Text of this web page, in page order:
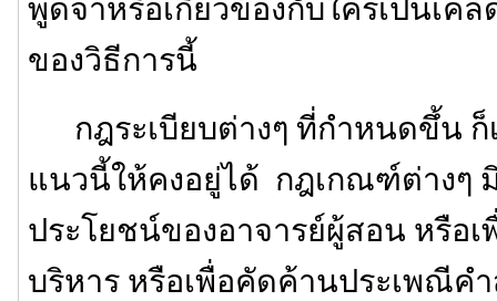
พูดจาหรือเกี่ยวข้องกับใครเป็นเค
ของวิธีการนี้
กฎระเบียบต่างๆ ที่กำหนดขึ้น ก็
แนวนี้ให้คงอยู่ได้ กฎเกณฑ์ต่างๆ
ประโยชน์ของอาจารย์ผู้สอน หรือ
บริหาร หรือเพื่อคัดค้านประเพณีค